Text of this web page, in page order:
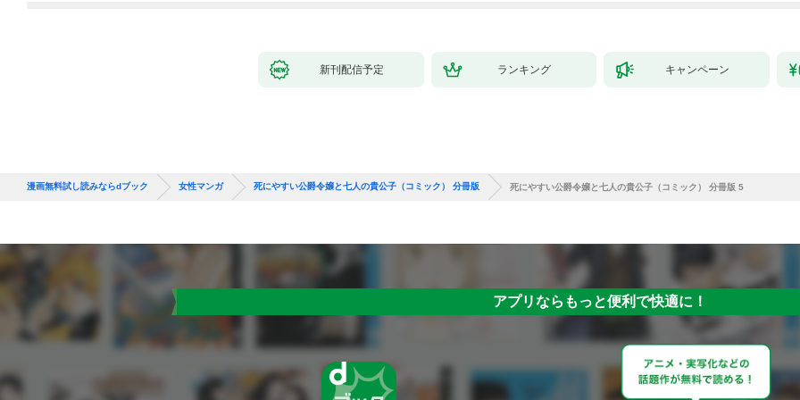
新刊配信予定 ランキング キャンペーン
漫画無料試し読みならdブック 女性マンガ 死にやすい公爵令嬢と七人の貴公子（コミック） 分冊版 死にやすい公爵令嬢と七人の貴公子（コミック） 分冊版 5
アプリならもっと便利で快適に！